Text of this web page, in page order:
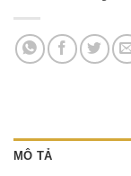
MÔ TẢ